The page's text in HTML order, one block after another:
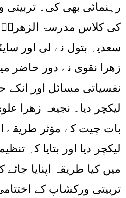
رہنمائی بھی کی۔
کی کلاس مدرسۃ الزھراؑ
سعدیہ بتول نے لی اور
زھرا نقوی نے دور حاضر
نفسیاتی مسائل اور انکے
لیکچر دیا۔ نجیعہ زھرا
بات چیت کے مؤثر طریقے
لیکچر دیا اور بتایا کہ
میں کیا طریقہ اپنایا
تربیتی ورکشاپ کے